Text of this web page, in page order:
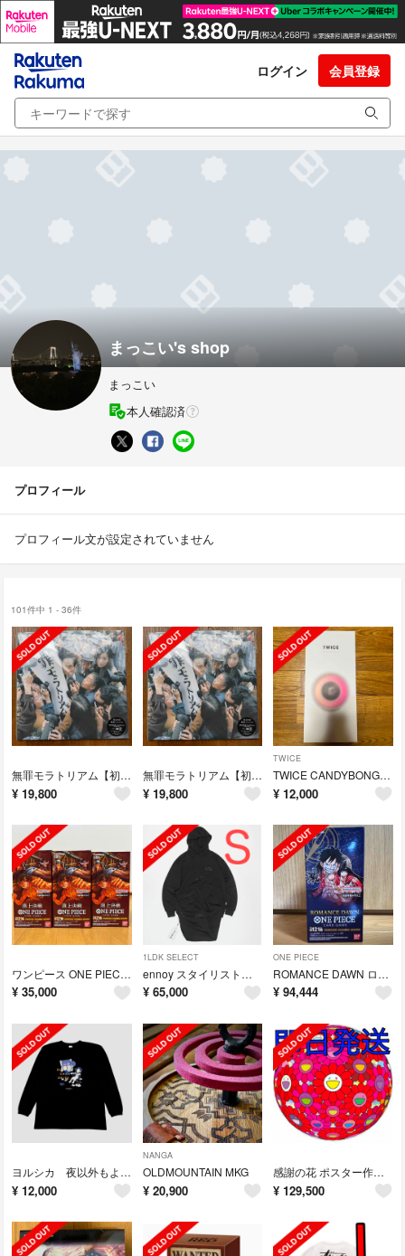
ログイン 会員登録
まっこい's shop
まっこい
本人確認済
プロフィール
プロフィール文が設定されていません
101件中 1 - 36件
無罪モラトリアム【初回生産限定盤】 椎名林檎 アナログレコード
¥ 19,800
無罪モラトリアム【初回生産限定盤】 椎名林檎 アナログレコード
¥ 19,800
TWICE
TWICE CANDYBONG ∞ ペンライト
¥ 12,000
ワンピース ONE PIECE 頂上決戦 3BOX
¥ 35,000
1LDK SELECT
ennoy スタイリスト私物 HOODIE SWEAT PANTS BLACK
¥ 65,000
ONE PIECE
ROMANCE DAWN ロマンスドーン 8BOX ワンピース
¥ 94,444
ヨルシカ 夜以外もよく眠るエルマちゃん ロングTシャツ
¥ 12,000
NANGA
OLDMOUNTAIN MKG
¥ 20,900
感謝の花 ポスター作品 村上隆 zingaro
¥ 129,500